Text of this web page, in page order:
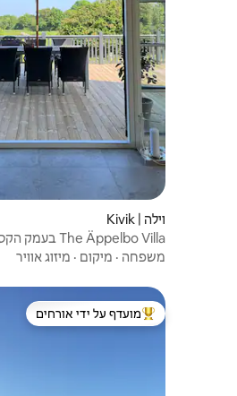
וילה | Kivik
The Äppelbo Villa בעמק הקסום של Kivik
משפחה · מיקום · מיזוג אוויר
מוביל בקרב נכסים מועדפים על
מועדף על ידי אורחים